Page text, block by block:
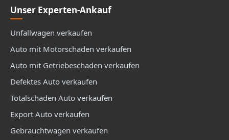
Unser Experten-Ankauf
Unfallwagen verkaufen
Auto mit Motorschaden verkaufen
Auto mit Getriebeschaden verkaufen
Defektes Auto verkaufen
Totalschaden Auto verkaufen
Export Auto verkaufen
Gebrauchtwagen verkaufen